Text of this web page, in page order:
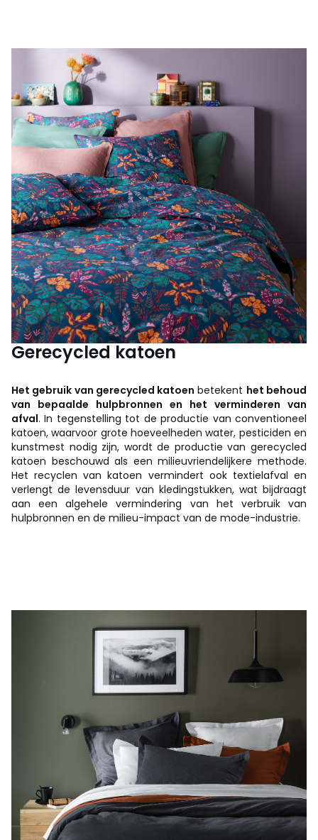
Gerecycled katoen
Het gebruik van gerecycled katoen betekent het behoud
van bepaalde hulpbronnen en het verminderen van
afval. In tegenstelling tot de productie van conventioneel
katoen, waarvoor grote hoeveelheden water, pesticiden en
kunstmest nodig zijn, wordt de productie van gerecycled
katoen beschouwd als een milieuvriendelijkere methode.
Het recyclen van katoen vermindert ook textielafval en
verlengt de levensduur van kledingstukken, wat bijdraagt
aan een algehele vermindering van het verbruik van
hulpbronnen en de milieu-impact van de mode-industrie.